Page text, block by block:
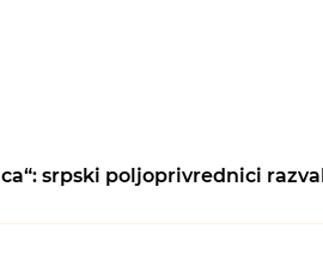
srpski poljoprivrednici